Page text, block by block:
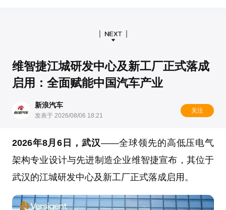
维智捷江城研发中心及新工厂正式落成
启用：全面赋能中国汽车产业
新浪汽车
发表于 2026/08/06 18:21
关注
2026年8月6日，武汉——全球领先的高低压电气
架构专业设计与先进制造企业维智捷宣布，其位于
武汉的江城研发中心及新工厂正式落成启用。